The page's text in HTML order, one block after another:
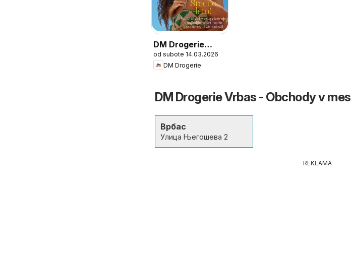
DM Drogerie
katalog Active
Beauty
od subote 14.03.2026
DM Drogerie
DM Drogerie Vrbas - Obchody v
Врбас
Улица Његошева 2
REKLAMA